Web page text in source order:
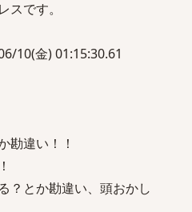
です。
10(金) 01:15:30.61
勘違い！！
？とか勘違い、頭おかし